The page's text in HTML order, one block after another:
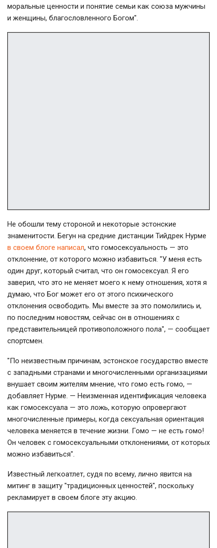
моральные ценности и понятие семьи как союза мужчины
и женщины, благословленного Богом".
Не обошли тему стороной и некоторые эстонские
знаменитости. Бегун на средние дистанции Тийдрек Нурме
в своем блоге написал, что гомосексуальность — это
отклонение, от которого можно избавиться. "У меня есть
один друг, который считал, что он гомосексуал. Я его
заверил, что это не меняет моего к нему отношения, хотя я
думаю, что Бог может его от этого психического
отклонения освободить. Мы вместе за это помолились и,
по последним новостям, сейчас он в отношениях с
представительницей противоположного пола", — сообщает
спортсмен.
"По неизвестным причинам, эстонское государство вместе
с западными странами и многочисленными организациями
внушает своим жителям мнение, что гомо есть гомо, —
добавляет Нурме. — Неизменная идентификация человека
как гомосексуала — это ложь, которую опровергают
многочисленные примеры, когда сексуальная ориентация
человека меняется в течение жизни. Гомо — не есть гомо!
Он человек с гомосексуальными отклонениями, от которых
можно избавиться".
Известный легкоатлет, судя по всему, лично явится на
митинг в защиту "традиционных ценностей", поскольку
рекламирует в своем блоге эту акцию.